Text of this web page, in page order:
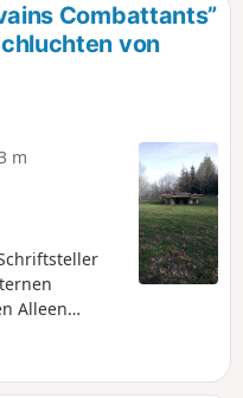
Combattants”
von
m
Alleen
die in diesen